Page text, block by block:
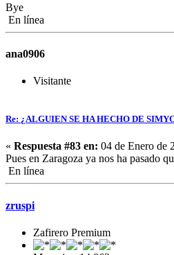
Bye
En línea
ana0906
Visitante
Re: ¿ALGUIEN SE HA HECHO DE
« Respuesta #83 en: 04 de Enero de
Pues en Zaragoza ya nos ha pasado
En línea
zruspi
Zafirero Premium